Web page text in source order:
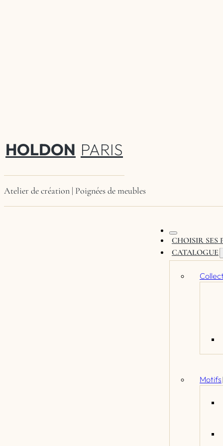
HOLDON PARIS
Atelier de création | Poignées de meubles
CHOISIR SES
CATALOGUE
Motifs